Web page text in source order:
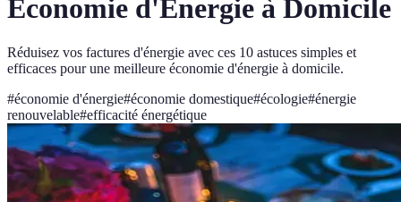
Économie d'Énergie à Domicile
Réduisez vos factures d'énergie avec ces 10 astuces simples et
efficaces pour une meilleure économie d'énergie à domicile.
#économie d'énergie#économie domestique#écologie#énergie
renouvelable#efficacité énergétique